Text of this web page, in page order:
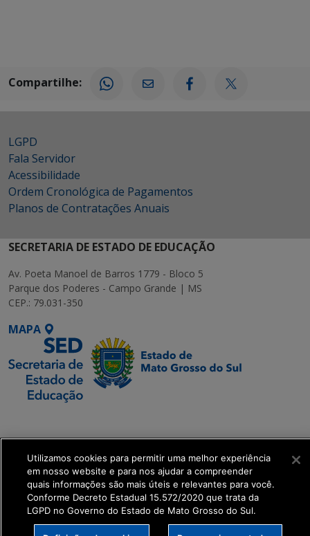
Compartilhe:
LGPD
Fala Servidor
Acessibilidade
Ordem Cronológica de Pagamentos
Planos de Contratações Anuais
SECRETARIA DE ESTADO DE EDUCAÇÃO
Av. Poeta Manoel de Barros 1779 - Bloco 5
Parque dos Poderes - Campo Grande | MS
CEP.: 79.031-350
MAPA
Executiva de
Transformação Digital
get_footer();
Utilizamos cookies para permitir uma melhor experiência
em nosso website e para nos ajudar a compreender
quais informações são mais úteis e relevantes para você.
Conforme Decreto Estadual 15.572/2020 que trata da
LGPD no Governo do Estado de Mato Grosso do Sul.